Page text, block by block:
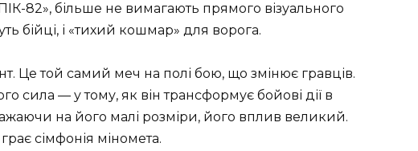
82», більше не вимагають прямого візуального
бійці, і «тихий кошмар» для ворога.
Це той самий меч на полі бою, що змінює гравців.
сила — у тому, як він трансформує бойові дії в
на його малі розміри, його вплив великий.
сімфонія міномета.